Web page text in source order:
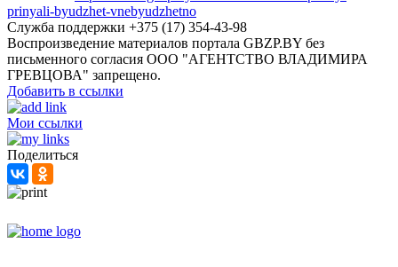
prinyali-byudzhet-vnebyudzhetno
Служба поддержки +375 (17) 354-43-98
Воспроизведение материалов портала GBZP.BY без
письменного согласия OOO "АГЕНТСТВО ВЛАДИМИРА
ГРЕВЦОВА" запрещено.
Добавить в ссылки
Мои ссылки
Поделиться